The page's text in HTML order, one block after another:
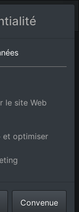
la boutique en
le site Web
et optimiser
Convenue